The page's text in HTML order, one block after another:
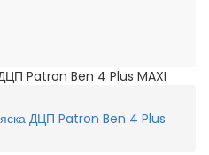
Patron Ben 4 Plus MAXI
ДЦП Patron Ben 4 Plus